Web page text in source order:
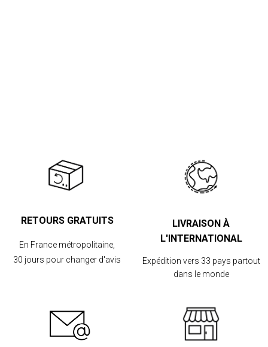
RETOURS GRATUITS
En France métropolitaine,
30 jours pour changer d'avis
LIVRAISON À
L'INTERNATIONAL
Expédition vers 33 pays partout
dans le monde